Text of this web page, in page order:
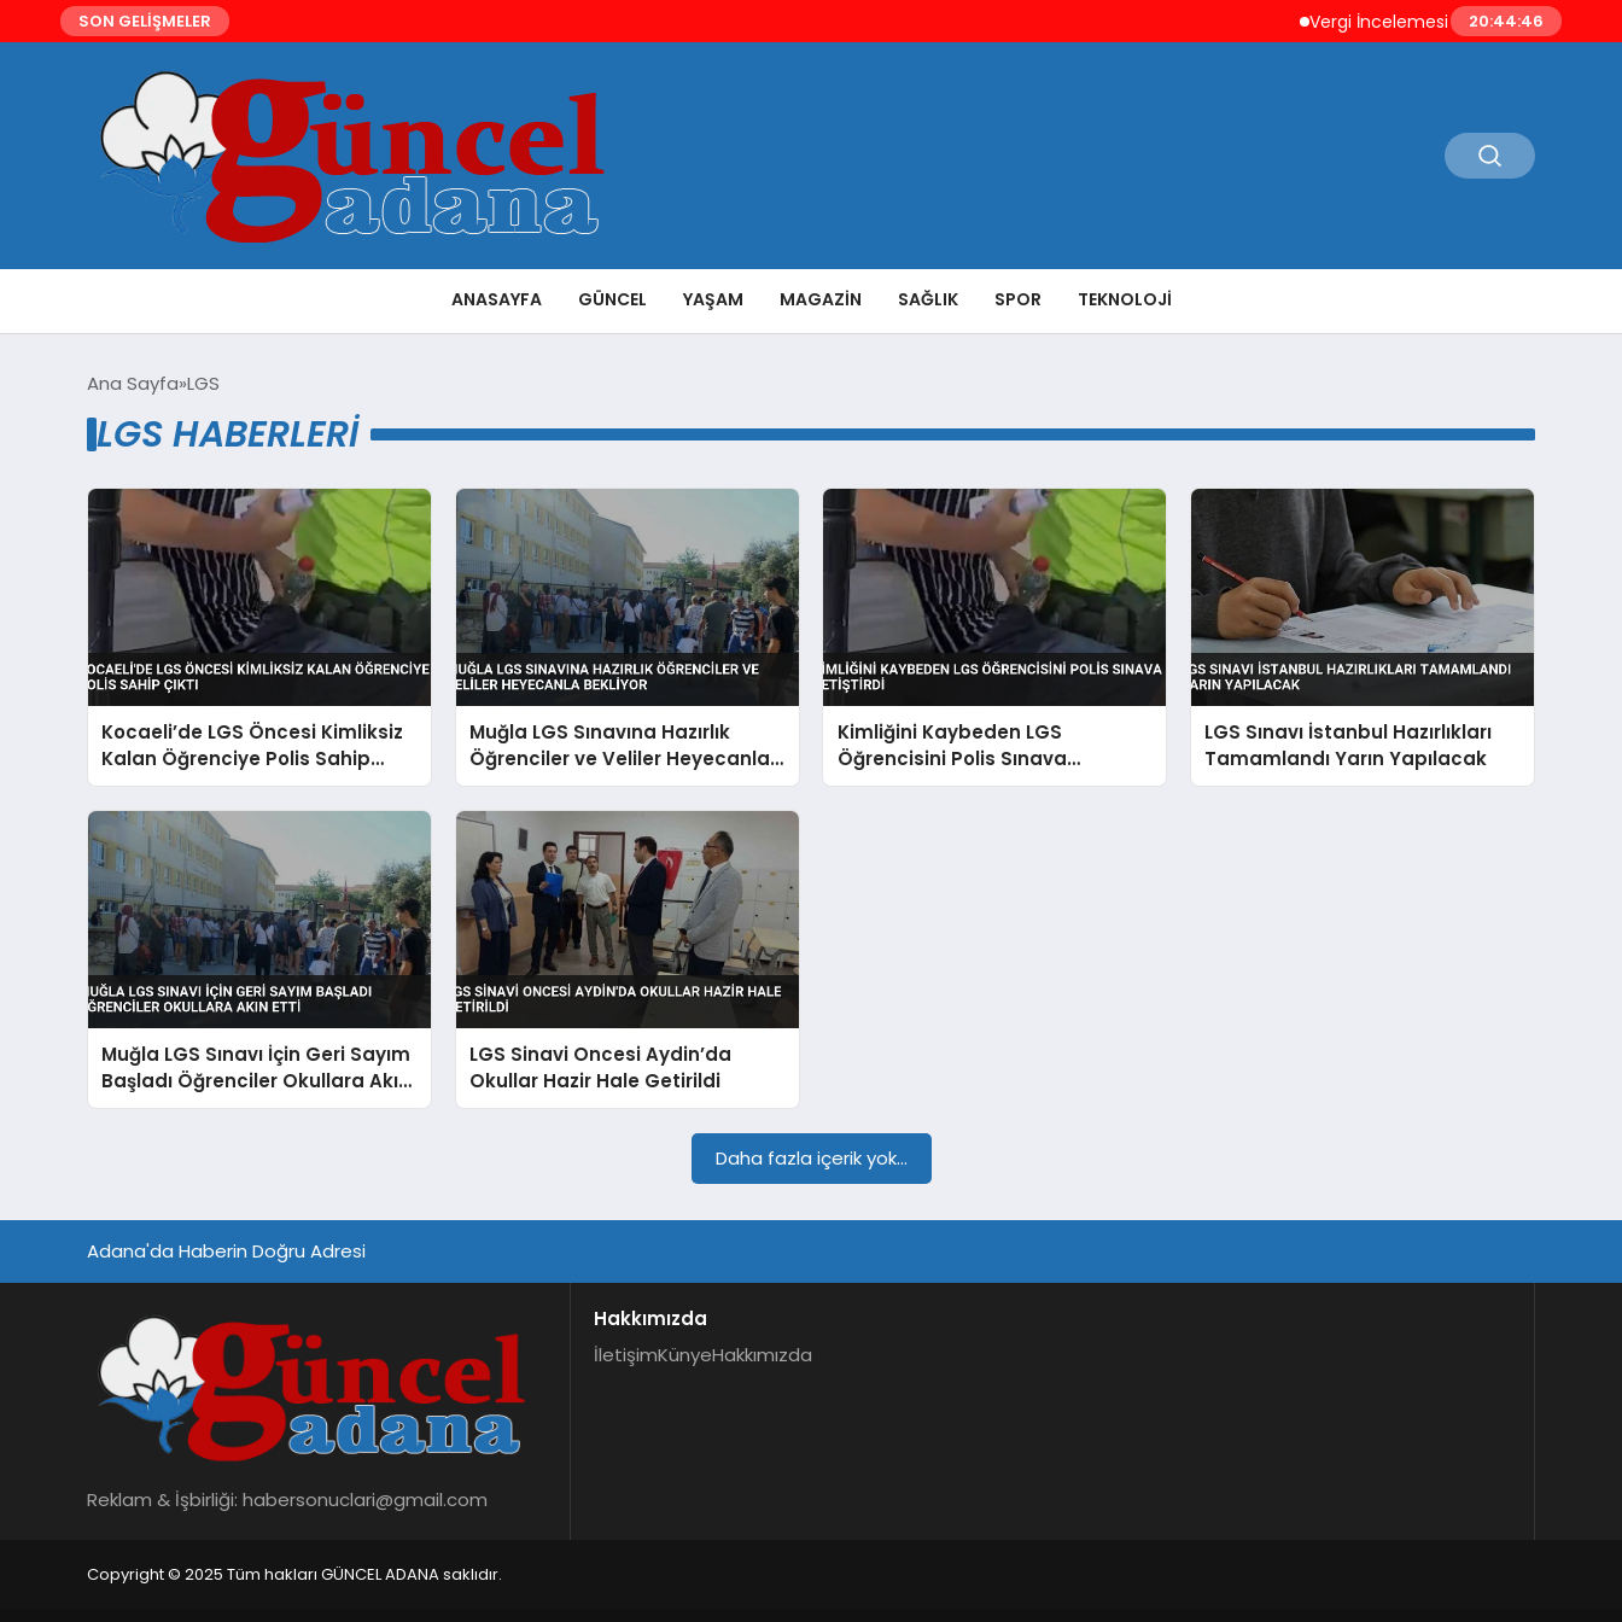
SON GELİŞMELER Vergi İncelemesi Öncesi Mükellefe
20:44:46
ANASAYFA GÜNCEL YAŞAM MAGAZIN SAĞLIK SPOR TEKNOLOJI
Ana Sayfa LGS
LGS HABERLERI
Kocaeli’de LGS Öncesi Kimliksiz
Kalan Öğrenciye Polis Sahip
Çıktı
Muğla LGS Sınavına Hazırlık
Öğrenciler ve Veliler Heyecanla
Bekliyor
Kimliğini Kaybeden LGS
Öğrencisini Polis Sınava
Yetiştirdi
LGS Sınavı İstanbul Hazırlıkları
Tamamlandı Yarın Yapılacak
Muğla LGS Sınavı İçin Geri Sayım
Başladı Öğrenciler Okullara Akın
Etti
LGS Sinavi Oncesi Aydin’da
Okullar Hazir Hale Getirildi
Daha fazla içerik yok...
Adana'da Haberin Doğru Adresi
Reklam & İşbirliği: habersonuclari@gmail.com
Hakkımızda
İletişimKünyeHakkımızda
Copyright © 2025 Tüm hakları GÜNCEL ADANA saklıdır.